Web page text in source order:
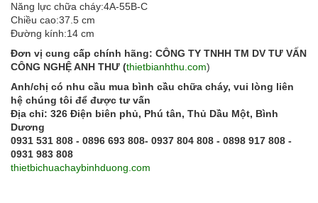
Năng lực chữa cháy:4A-55B-C
Chiều cao:37.5 cm
Đường kính:14 cm
Đơn vị cung cấp chính hãng: CÔNG TY TNHH TM DV TƯ VẤN
CÔNG NGHỆ ANH THƯ (thietbianhthu.com)
Anh/chị có nhu cầu mua bình cầu chữa cháy, vui lòng liên
hệ chúng tôi để được tư vấn
Địa chỉ: 326 Điện biên phủ, Phú tân, Thủ Dầu Một, Bình
Dương
0931 531 808 - 0896 693 808- 0937 804 808 - 0898 917 808 -
0931 983 808
thietbichuachaybinhduong.com